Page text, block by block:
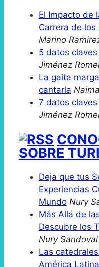
El Impacto de
Carrera de
Marino
5 datos
Jiménez
La gaita
cantarla
7 datos
Jiménez
SOBRE
Deja que tus
Experiencias
Mundo Nury
Más Allá de
Descubre los
Nury Sandoval
Las
América Latina